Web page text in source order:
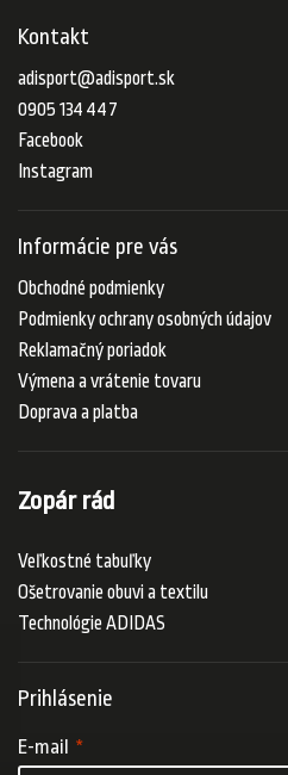
Kontakt
adisport@adisport.sk
0905 134 447
Facebook
Instagram
Informácie pre vás
Obchodné podmienky
Podmienky ochrany osobných údajov
Reklamačný poriadok
Výmena a vrátenie tovaru
Doprava a platba
Zopár rád
Veľkostné tabuľky
Ošetrovanie obuvi a textilu
Technológie ADIDAS
Prihlásenie
E-mail